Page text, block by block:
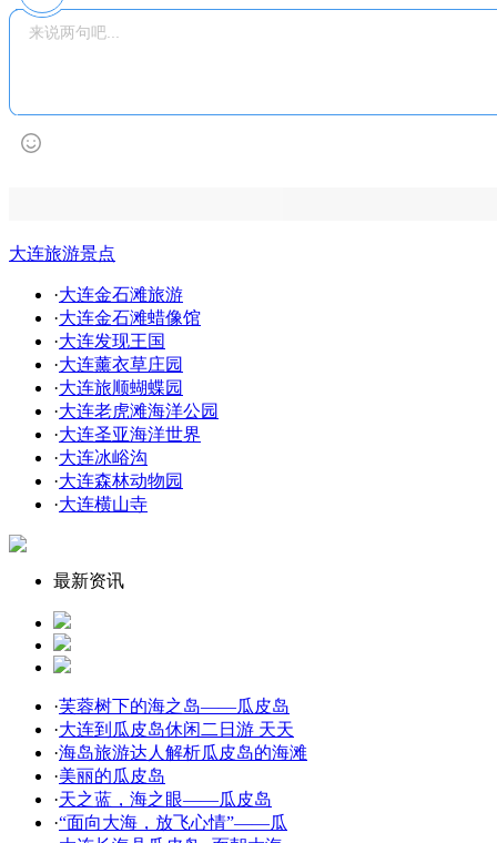
大连旅游景点
·大连金石滩旅游
·大连金石滩蜡像馆
·大连发现王国
·大连薰衣草庄园
·大连旅顺蝴蝶园
·大连老虎滩海洋公园
·大连圣亚海洋世界
·大连冰峪沟
·大连森林动物园
·大连横山寺
最新资讯
·芙蓉树下的海之岛——瓜皮岛
·大连到瓜皮岛休闲二日游 天天
·海岛旅游达人解析瓜皮岛的海滩
·美丽的瓜皮岛
·天之蓝，海之眼——瓜皮岛
·“面向大海，放飞心情”——瓜